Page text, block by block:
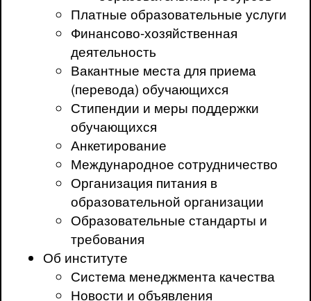
Платные образовательные услуги
Финансово-хозяйственная
деятельность
Вакантные места для приема
(перевода) обучающихся
Стипендии и меры поддержки
обучающихся
Анкетирование
Международное сотрудничество
Организация питания в
образовательной организации
Образовательные стандарты и
требования
Об институте
Система менеджмента качества
Новости и объявления